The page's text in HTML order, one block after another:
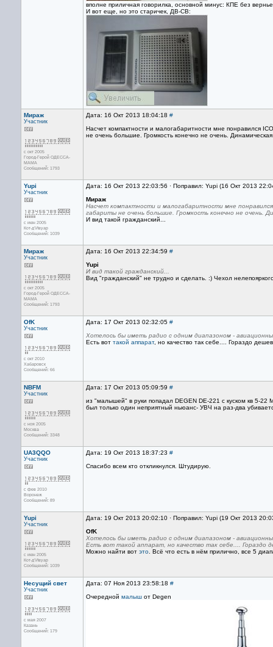
вполне приличная говорилка, основной минус: КПЕ без
И вот еще, но это старичек, ДВ-СВ:
Мираж
Участник
с окт 2005
Город-Герой ОДЕССА-
МАМА
Сообщений: 1793
Дата: 16 Окт 2013 18:04:18 #
Насчет компактности и малогабаритности мне понравился
не очень большие. Громкость конечно не очень.
Yupi
Участник
с июн 2005
Кот-д’Ивуар
Сообщений: 1039
Дата: 16 Окт 2013 22:03:56 · Поправил: Yupi (16 Окт 2013
Мираж
Насчет компактности и малогабаритности мне
габариты не очень большие. Громкость конечно не очень.
И вид такой гражданский...
Мираж
Участник
с окт 2005
Город-Герой ОДЕССА-
МАМА
Сообщений: 1793
Дата: 16 Окт 2013 22:34:59 #
Yupi
И вид такой гражданский...
Вид "гражданский" не трудно и сделать. :) Чехол
OfK
Участник
с окт 2010
Хабаровск
Сообщений: 66
Дата: 17 Окт 2013 02:32:05 #
Хотелось бы иметь радио с одним диапазоном -
Есть вот такой аппарат, но качество так себе.... Гораздо
NBFM
Участник
с ноя 2005
Москва
Сообщений: 3348
Дата: 17 Окт 2013 05:09:59 #
из "малышей" в руки попадал DEGEN DE-221 с куском кв 5-22
был только один неприятный ньюанс- УВЧ на раз-два
UA3QQO
Участник
с фев 2010
Воронеж
Сообщений: 89
Дата: 19 Окт 2013 18:37:23 #
Спасибо всем кто откликнулся. Штудирую.
Yupi
Участник
с июн 2005
Кот-д’Ивуар
Сообщений: 1039
Дата: 19 Окт 2013 20:02:10 · Поправил: Yupi (19 Окт 2013
OfK
Хотелось бы иметь радио с одним диапазоном -
Есть вот такой аппарат, но качество так себе.... Гораздо
Можно найти вот это . Всё что есть в нём прилично, все 5
Несущий свет
Участник
с мая 2007
Казань
Сообщений: 179
Дата: 07 Ноя 2013 23:58:18 #
Очередной малыш от Degen